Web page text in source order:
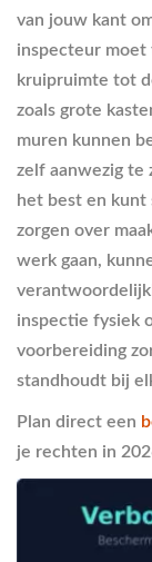
van jouw kant
inspecteur moet
kruipruimte tot
zoals grote
muren kunnen
zelf aanwezig te
het best en kunt
zorgen over
werk gaan,
inspectie fysiek
voorbereiding
standhoudt bij
Plan direct een
je rechten in